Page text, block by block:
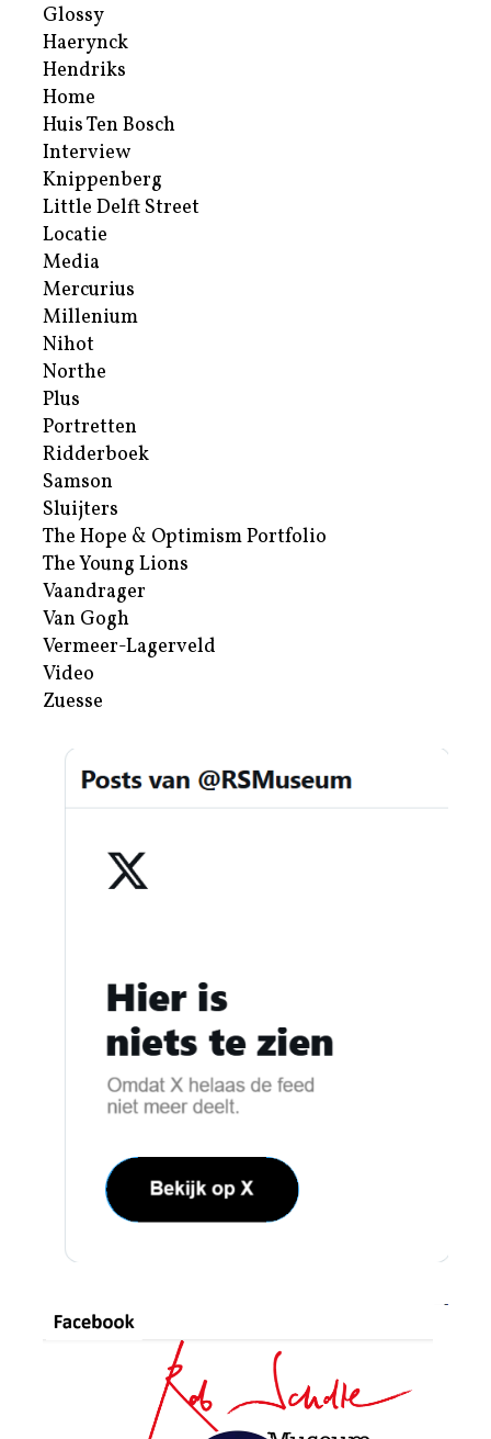
Glossy
Haerynck
Hendriks
Home
Huis Ten Bosch
Interview
Knippenberg
Little Delft Street
Locatie
Media
Mercurius
Millenium
Nihot
Northe
Plus
Portretten
Ridderboek
Samson
Sluijters
The Hope & Optimism Portfolio
The Young Lions
Vaandrager
Van Gogh
Vermeer-Lagerveld
Video
Zuesse